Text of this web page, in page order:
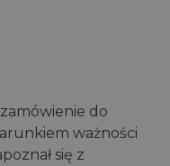
do
ważności
się z